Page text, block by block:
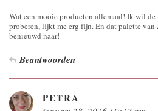
Wat een mooie producten allemaal! Ik wil
proberen, lijkt me erg fijn. En dat palette van
benieuwd naar!
Beantwoorden
PETRA